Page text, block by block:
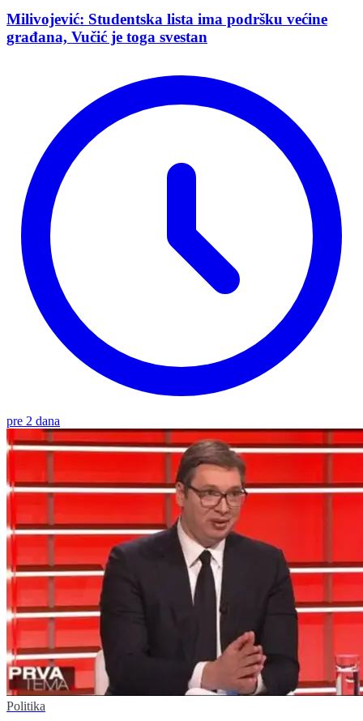
Milivojević: Studentska lista ima podršku većine
građana, Vučić je toga svestan
pre 2 dana
Politika